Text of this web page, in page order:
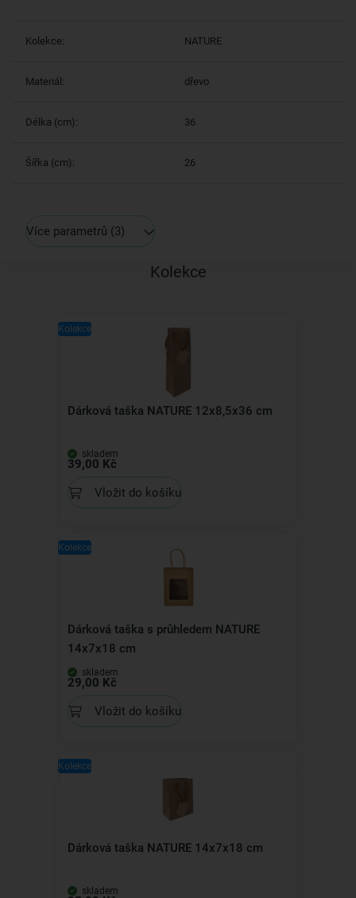
Kolekce: NATURE
Materiál: dřevo
Délka (cm): 36
Šířka (cm): 26
Více parametrů (3)
Kolekce
Kolekce
Dárková taška NATURE 12x8,5x36 cm
skladem
39,00 Kč
Vložit do košíku
Kolekce
Dárková taška s průhledem NATURE
14x7x18 cm
skladem
29,00 Kč
Vložit do košíku
Kolekce
Dárková taška NATURE 14x7x18 cm
skladem